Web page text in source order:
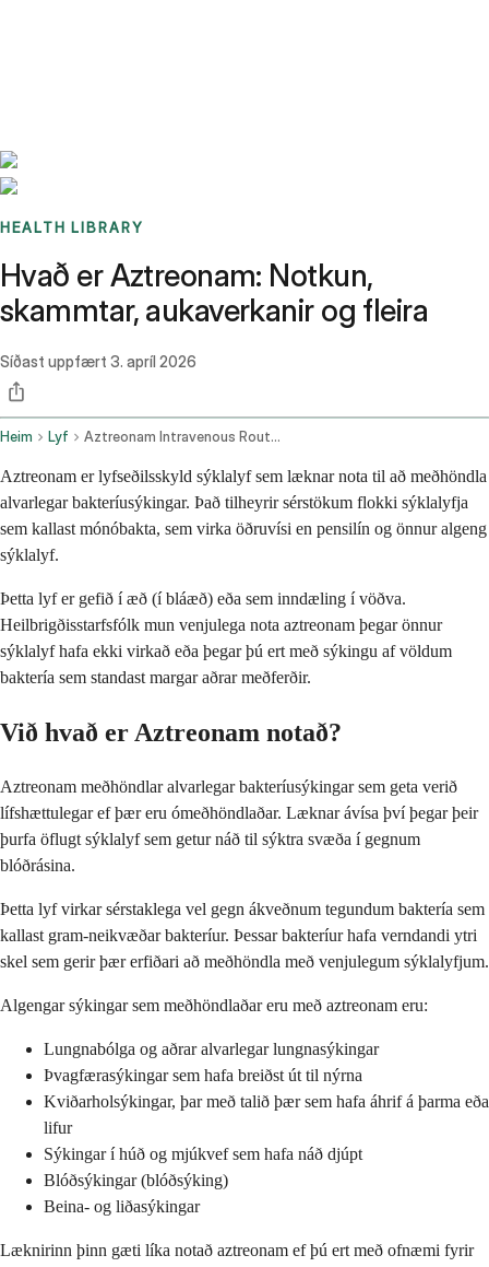
HEALTH LIBRARY
Hvað er Aztreonam: Notkun,
skammtar, aukaverkanir og fleira
Síðast uppfært 3. apríl 2026
Heim Lyf Aztreonam Intravenous Route Injection Route
Aztreonam er lyfseðilsskyld sýklalyf sem læknar nota til að meðhöndla
alvarlegar bakteríusýkingar. Það tilheyrir sérstökum flokki sýklalyfja
sem kallast mónóbakta, sem virka öðruvísi en pensilín og önnur algeng
sýklalyf.
Þetta lyf er gefið í æð (í bláæð) eða sem inndæling í vöðva.
Heilbrigðisstarfsfólk mun venjulega nota aztreonam þegar önnur
sýklalyf hafa ekki virkað eða þegar þú ert með sýkingu af völdum
baktería sem standast margar aðrar meðferðir.
Við hvað er Aztreonam notað?
Aztreonam meðhöndlar alvarlegar bakteríusýkingar sem geta verið
lífshættulegar ef þær eru ómeðhöndlaðar. Læknar ávísa því þegar þeir
þurfa öflugt sýklalyf sem getur náð til sýktra svæða í gegnum
blóðrásina.
Þetta lyf virkar sérstaklega vel gegn ákveðnum tegundum baktería sem
kallast gram-neikvæðar bakteríur. Þessar bakteríur hafa verndandi ytri
skel sem gerir þær erfiðari að meðhöndla með venjulegum sýklalyfjum.
Algengar sýkingar sem meðhöndlaðar eru með aztreonam eru:
Lungnabólga og aðrar alvarlegar lungnasýkingar
Þvagfærasýkingar sem hafa breiðst út til nýrna
Kviðarholsýkingar, þar með talið þær sem hafa áhrif á þarma eða
lifur
Sýkingar í húð og mjúkvef sem hafa náð djúpt
Blóðsýkingar (blóðsýking)
Beina- og liðasýkingar
Læknirinn þinn gæti líka notað aztreonam ef þú ert með ofnæmi fyrir